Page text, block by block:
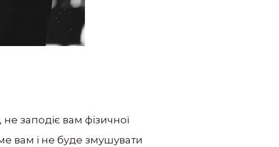
заподіє вам фізичної
вам і не буде змушувати